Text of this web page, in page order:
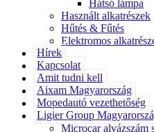
Hátsó lámpa
Használt alkatrészek
Hűtés & Fűtés
Elektromos
Hírek
Kapcsolat
Amit tudni kell
Aixam Magyarország
Mopedautó vezethetőség
Ligier Group
Microcar alvázszám